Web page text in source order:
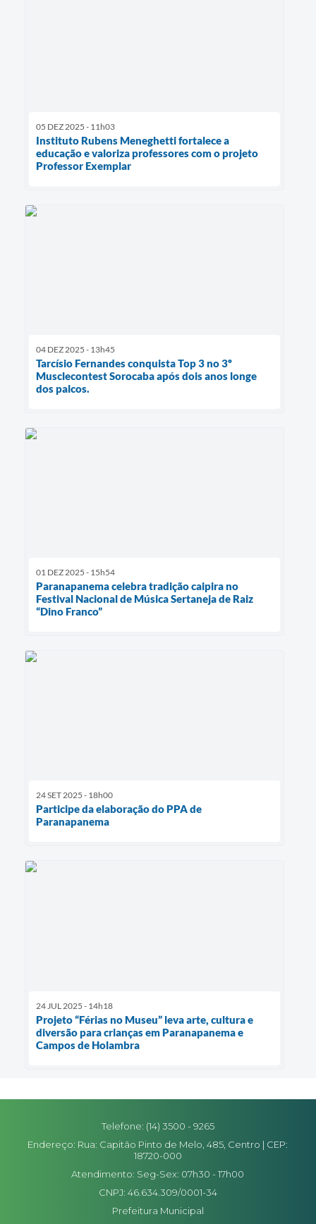
05 DEZ 2025 - 11h03
Instituto Rubens Meneghetti fortalece a
educação e valoriza professores com o projeto
Professor Exemplar
04 DEZ 2025 - 13h45
Tarcísio Fernandes conquista Top 3 no 3º
Musclecontest Sorocaba após dois anos longe
dos palcos.
01 DEZ 2025 - 15h54
Paranapanema celebra tradição caipira no
Festival Nacional de Música Sertaneja de Raiz
“Dino Franco”
24 SET 2025 - 18h00
Participe da elaboração do PPA de
Paranapanema
24 JUL 2025 - 14h18
Projeto “Férias no Museu” leva arte, cultura e
diversão para crianças em Paranapanema e
Campos de Holambra
Telefone: (14) 3500 - 9265
Endereço: Rua: Capitão Pinto de Melo, 485, Centro | CEP:
18720-000
Atendimento: Seg-Sex: 07h30 - 17h00
CNPJ: 46.634.309/0001-34
Prefeitura Municipal